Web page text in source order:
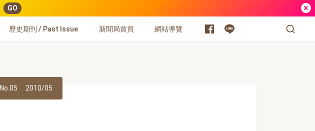
GO
歷史期刊 / Past Issue 新聞局首頁 網站導覽
No.05 2010/05